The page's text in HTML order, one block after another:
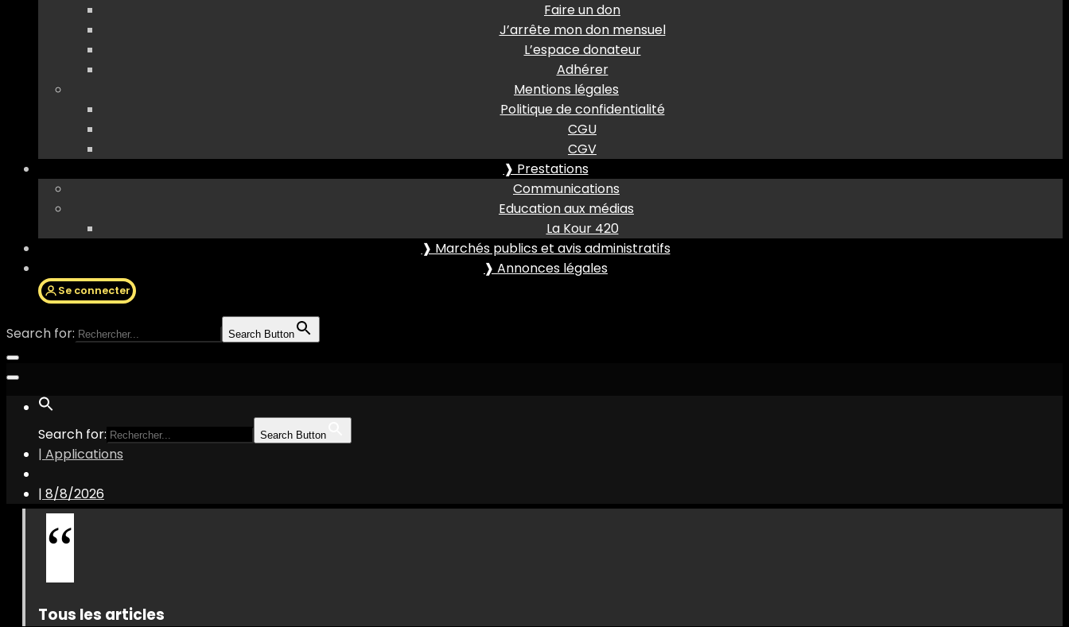
Faire un don
J’arrête mon don mensuel
L’espace donateur
Adhérer
Mentions légales
Politique de confidentialité
CGU
CGV
❱ Prestations
Communications
Education aux médias
La Kour 420
❱ Marchés publics et avis administratifs
❱ Annonces légales
Se connecter
Search for: Search Button
Search for: Search Button
| Applications
| 8/8/2026
Tous les articles